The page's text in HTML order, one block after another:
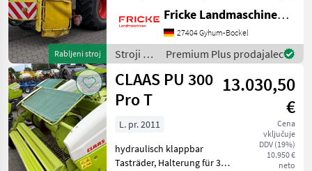
Rabljeni stroj
Pendelrahmen,
Schaltgetriebe, Kemper 1
Rad Transportrad,
Schutzplane, Autopilot, V
Max 24 Messertromm
Fricke Landmaschinen GmbH
27404 Gyhum-Bockel
Stroji za
spravilo
-
poljedelstvo
/ Claas
Premium Plus prodajalec
CLAAS PU 300
Pro T
13.030,50
€
Cena
vključuje
DDV (19%)
10.950 €
neto
L. pr. 2011
hydraulisch klappbar
Tasträder, Halterung für 3.